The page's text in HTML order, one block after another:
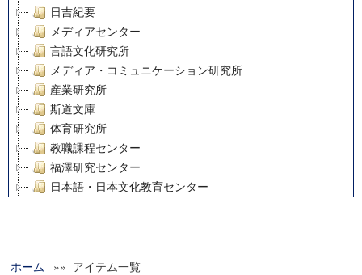
日吉紀要
メディアセンター
言語文化研究所
メディア・コミュニケーション研究所
産業研究所
斯道文庫
体育研究所
教職課程センター
福澤研究センター
日本語・日本文化教育センター
グローバルリサーチインスティテュート
ホーム »» アイテム一覧